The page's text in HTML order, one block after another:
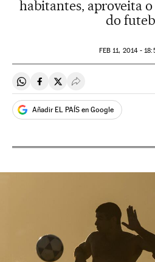
habitantes, aproveita
do
FEB 11, 2014 -
Compartir en Whatsapp
Compartir en Facebook
Compartir en Twitter
Desplegar Redes
Añadir EL PAÍS en Google